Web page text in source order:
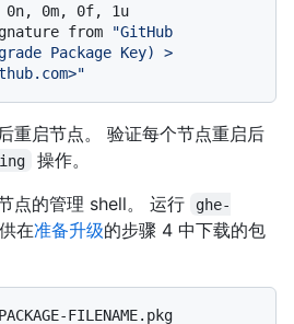
0m, 0f, 1u
from
"GitHub
Package Key) >
重启节点。 验证每个节点重启后
操作。
点的管理 shell。 运行
ghe-
在准备升级的步骤 4 中下载的包
FILENAME.pkg